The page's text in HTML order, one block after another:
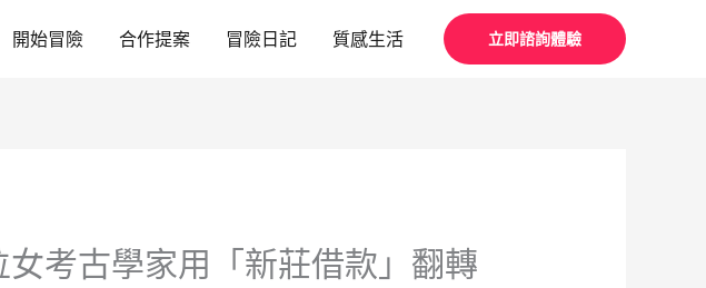
開始冒險 合作提案 冒險日記 質感生活 立即諮詢體驗
考古學家用「新莊借款」翻轉